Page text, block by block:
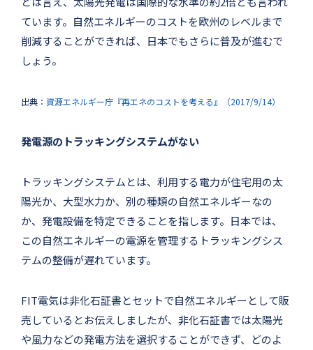
ています。自然エネルギーのコストを欧州のレベルまで
削減することができれば、日本でもさらに普及が進むで
しょう。
出典： 資源エネルギー庁『再エネのコストを考える』（2017/9/14）
発電源のトラッキングシステムがない
トラッキングシステムとは、利用する電力が住宅用の太
陽光か、大型水力か、別の種類の自然エネルギーなの
か、発電設備を特定できることを指します。日本では、
この自然エネルギーの電源を管理するトラッキングシス
テムの整備が遅れています。
FIT電気は非化石証書とセットで自然エネルギーとして販
売しているとお伝えしましたが、非化石証書では太陽光
や風力などの発電方法を選択することができず、どのよ